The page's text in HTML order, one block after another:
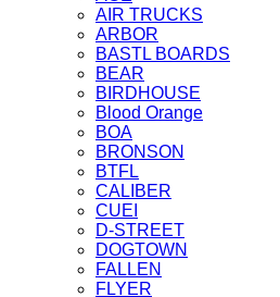
AIR TRUCKS
ARBOR
BASTL BOARDS
BEAR
BIRDHOUSE
Blood Orange
BOA
BRONSON
BTFL
CALIBER
CUEI
D-STREET
DOGTOWN
FALLEN
FLYER